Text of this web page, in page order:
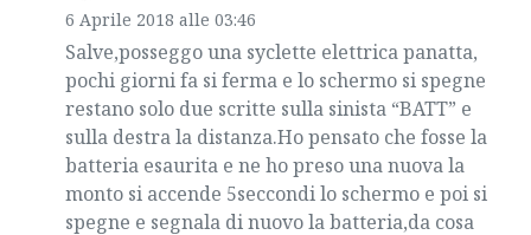
6 Aprile 2018 alle 03:46
Salve,posseggo una syclette elettrica panatta,
pochi giorni fa si ferma e lo schermo si spegne
restano solo due scritte sulla sinista “BATT” e
sulla destra la distanza.Ho pensato che fosse la
batteria esaurita e ne ho preso una nuova la
monto si accende 5seccondi lo schermo e poi si
spegne e segnala di nuovo la batteria,da cosa